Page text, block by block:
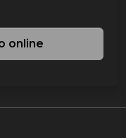
online